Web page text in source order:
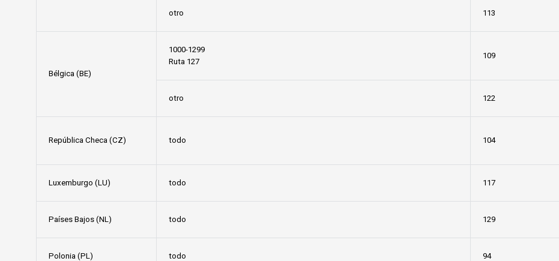
otro 113
Bélgica (BE)
1000-1299
Ruta 127
109
otro 122
República Checa (CZ) todo 104
Luxemburgo (LU) todo 117
Países Bajos (NL) todo 129
Polonia (PL) todo 94